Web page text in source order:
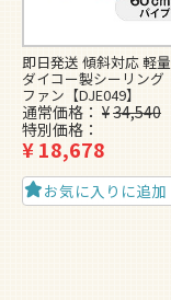
即日発送 傾斜対応 軽量
ダイコー製シーリング
ファン【DJE049】
通常価格 ¥34,540
特別価格
¥18,678
お気に入りに追加